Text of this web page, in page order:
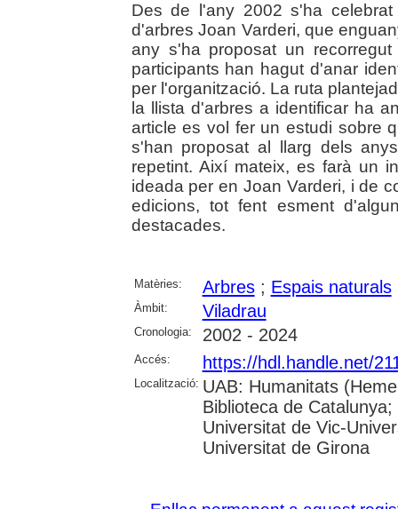
Des de l'any 2002 s'ha
d'arbres Joan Varderi, que
any s'ha proposat un
participants han hagut d'anar
per l'organització. La ruta
la llista d'arbres a identificar ha
article es vol fer un estudi sobre
s'han proposat al llarg dels
repetint. Així mateix, es farà un
ideada per en Joan Varderi, i de
edicions, tot fent esment
destacades.
Matèries: Arbres; Espais naturals
Àmbit: Viladrau
Cronologia: 2002 - 2024
Accés: https://hdl.handle.net/
Localització: UAB: Humanitats
Biblioteca de
Universitat de Vic-
Universitat de Girona